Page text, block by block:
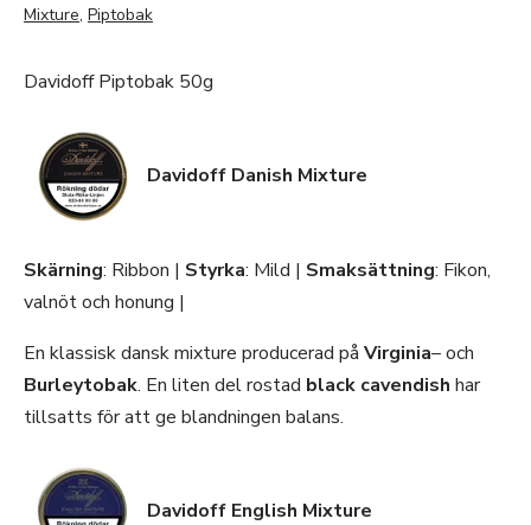
Mixture, Piptobak
Davidoff Piptobak 50g
Davidoff Danish Mixture
Skärning: Ribbon | Styrka: Mild | Smaksättning: Fikon,
valnöt och honung |
En klassisk dansk mixture producerad på Virginia– och
Burleytobak. En liten del rostad black cavendish har
tillsatts för att ge blandningen balans.
Davidoff English Mixture